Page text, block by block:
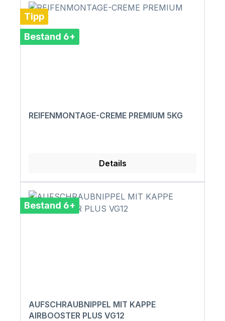
Tipp
Bestand 6+
REIFENMONTAGE-CREME PREMIUM 5KG
Details
Bestand 6+
AUFSCHRAUBNIPPEL MIT KAPPE
AIRBOOSTER PLUS VG12